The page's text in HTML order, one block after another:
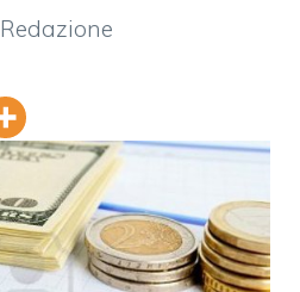
Redazione